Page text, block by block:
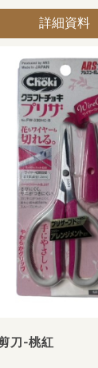
詳細資料
刀-桃紅